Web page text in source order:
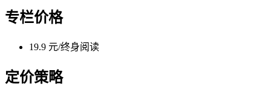
专栏价格
19.9 元/终身阅读
定价策略